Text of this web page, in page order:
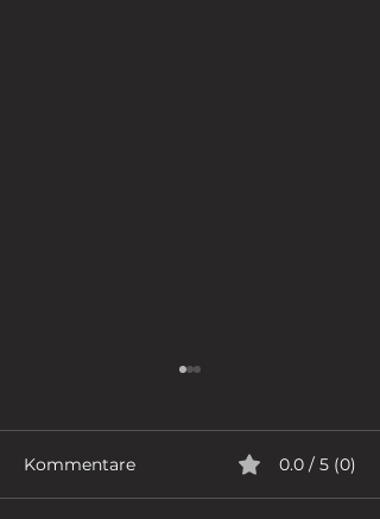
ICH GEHE
Kommentare 0.0 / 5 (0)